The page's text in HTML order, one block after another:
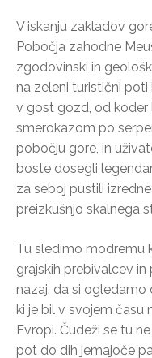
V iskanju zakladov
Pobočja zahodne
zgodovinski in
na zeleni turistični poti
v gost gozd, od koder
smerokazom po
pobočju gore, in
boste dosegli
za seboj pustili
preizkušnjo skalnega
Tu sledimo modremu
grajskih prebivalcev
nazaj, da si ogledamo
ki je bil v svojem času
Evropi. Čudeži se tu
pot do dih jemajoče